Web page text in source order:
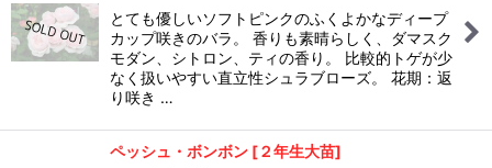
とても優しいソフトピンクのふくよかなディープ
カップ咲きのバラ。 香りも素晴らしく、ダマスク
モダン、シトロン、ティの香り。 比較的トゲが少
なく扱いやすい直立性シュラブローズ。 花期：返
り咲き …
ペッシュ・ボンボン [２年生大苗]